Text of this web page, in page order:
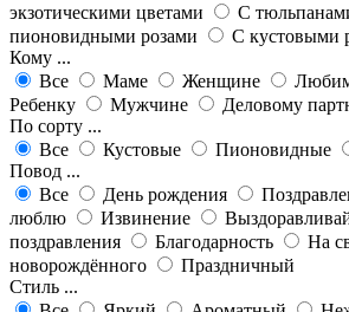
экзотическими цветами
С
пионовидными розами
С кустовыми
Кому ...
Все
Маме Женщине
Ребенку
Мужчине
Деловому
По сорту ...
Все
Кустовые Пионовидные
Повод ...
Все
День рождения
люблю
Извинение
поздравления
Благодарность На
новорождённого
Праздничный
Стиль ...